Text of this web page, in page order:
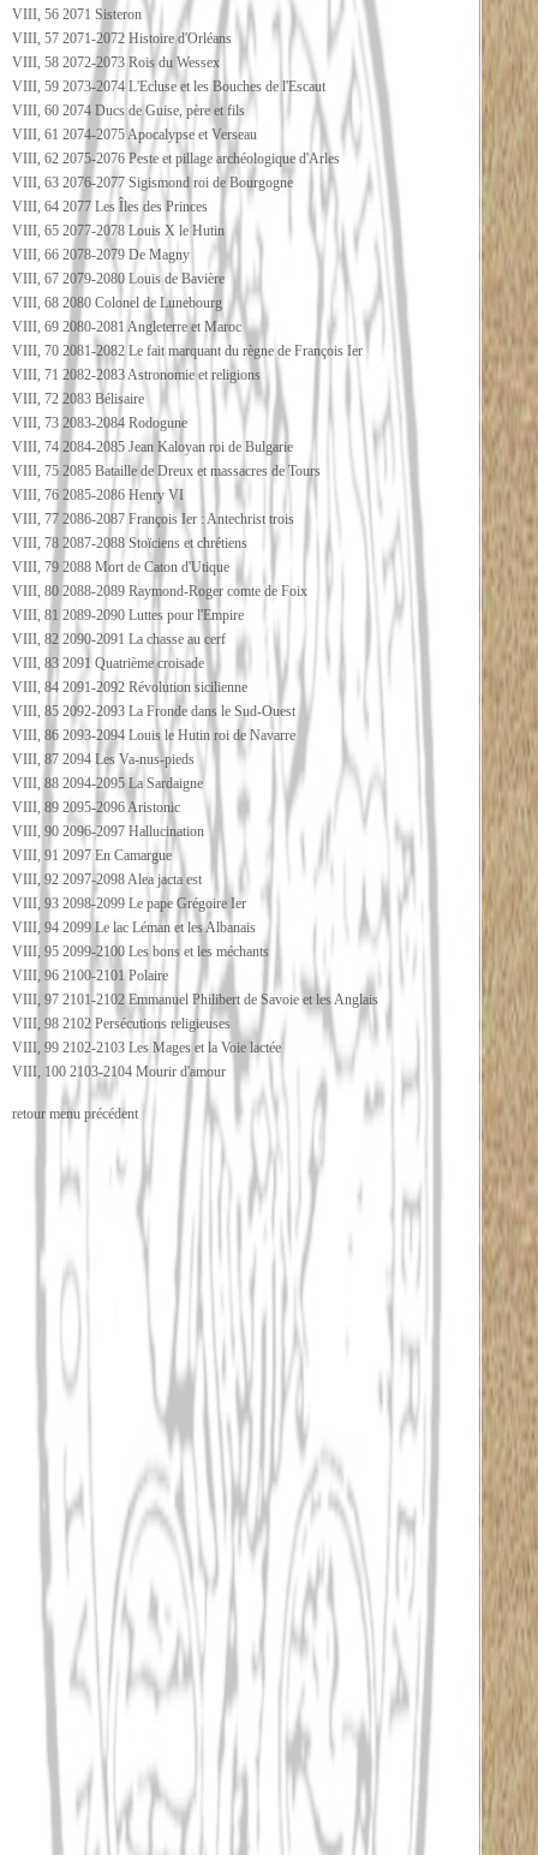
VIII, 56 2071 Sisteron
VIII, 57 2071-2072 Histoire d'Orléans
VIII, 58 2072-2073 Rois du Wessex
VIII, 59 2073-2074 L'Ecluse et les Bouches de l'Escaut
VIII, 60 2074 Ducs de Guise, père et fils
VIII, 61 2074-2075 Apocalypse et Verseau
VIII, 62 2075-2076 Peste et pillage archéologique d'Arles
VIII, 63 2076-2077 Sigismond roi de Bourgogne
VIII, 64 2077 Les Îles des Princes
VIII, 65 2077-2078 Louis X le Hutin
VIII, 66 2078-2079 De Magny
VIII, 67 2079-2080 Louis de Bavière
VIII, 68 2080 Colonel de Lunebourg
VIII, 69 2080-2081 Angleterre et Maroc
VIII, 70 2081-2082 Le fait marquant du règne de François Ier
VIII, 71 2082-2083 Astronomie et religions
VIII, 72 2083 Bélisaire
VIII, 73 2083-2084 Rodogune
VIII, 74 2084-2085 Jean Kaloyan roi de Bulgarie
VIII, 75 2085 Bataille de Dreux et massacres de Tours
VIII, 76 2085-2086 Henry VI
VIII, 77 2086-2087 François Ier : Antechrist trois
VIII, 78 2087-2088 Stoïciens et chrétiens
VIII, 79 2088 Mort de Caton d'Utique
VIII, 80 2088-2089 Raymond-Roger comte de Foix
VIII, 81 2089-2090 Luttes pour l'Empire
VIII, 82 2090-2091 La chasse au cerf
VIII, 83 2091 Quatrième croisade
VIII, 84 2091-2092 Révolution sicilienne
VIII, 85 2092-2093 La Fronde dans le Sud-Ouest
VIII, 86 2093-2094 Louis le Hutin roi de Navarre
VIII, 87 2094 Les Va-nus-pieds
VIII, 88 2094-2095 La Sardaigne
VIII, 89 2095-2096 Aristonic
VIII, 90 2096-2097 Hallucination
VIII, 91 2097 En Camargue
VIII, 92 2097-2098 Alea jacta est
VIII, 93 2098-2099 Le pape Grégoire Ier
VIII, 94 2099 Le lac Léman et les Albanais
VIII, 95 2099-2100 Les bons et les méchants
VIII, 96 2100-2101 Polaire
VIII, 97 2101-2102 Emmanuel Philibert de Savoie et les Anglais
VIII, 98 2102 Persécutions religieuses
VIII, 99 2102-2103 Les Mages et la Voie lactée
VIII, 100 2103-2104 Mourir d'amour
retour menu précédent